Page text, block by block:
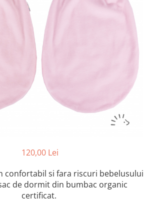
120,00 Lei
confortabil si fara riscuri bebelusului
de dormit din bumbac organic
certificat.